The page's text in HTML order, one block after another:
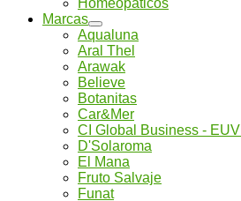
Marcas
Aqualuna
Aral Thel
Arawak
Believe
Botanitas
Car&Mer
CI Global Business - EUVI
D'Solaroma
El Mana
Fruto Salvaje
Funat